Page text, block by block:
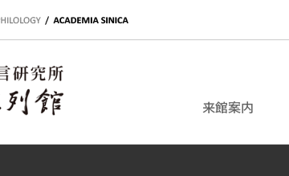
来館案内